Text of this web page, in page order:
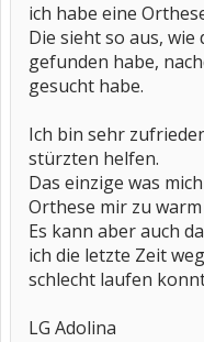
ich habe eine
Die sieht so aus, wie
gefunden habe,
gesucht habe.
Ich bin sehr
stürzten helfen.
Das einzige was
Orthese mir zu
Es kann aber auch
ich die letzte Zeit
schlecht laufen
LG Adolina